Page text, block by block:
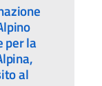
per la
al